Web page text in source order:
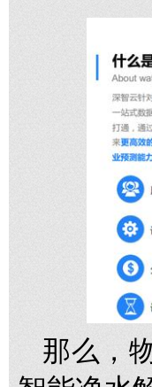
那么，